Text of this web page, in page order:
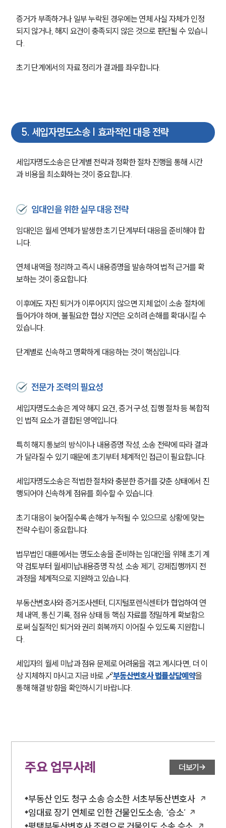
소식/자료
언론보도
법률서식
뉴스레터/브로슈어
대륜법률상담예약
증거가 부족하거나 일부 누락된 경우에는 연체 사실 자체가 인정
되지 않거나, 해지 요건이 충족되지 않은 것으로 판단될 수 있습니
다.
초기 단계에서의 자료 정리가 결과를 좌우합니다.
5. 세입자명도소송 | 효과적인 대응 전략
세입자명도소송은 단계별 전략과 정확한 절차 진행을 통해 시간
과 비용을 최소화하는 것이 중요합니다.
임대인을 위한 실무 대응 전략
임대인은 월세 연체가 발생한 초기 단계부터 대응을 준비해야 합
니다.
연체 내역을 정리하고 즉시 내용증명을 발송하여 법적 근거를 확
보하는 것이 중요합니다.
이후에도 자진 퇴거가 이루어지지 않으면 지체 없이 소송 절차에
들어가야 하며, 불필요한 협상 지연은 오히려 손해를 확대시킬 수
있습니다.
단계별로 신속하고 명확하게 대응하는 것이 핵심입니다.
전문가 조력의 필요성
세입자명도소송은 계약 해지 요건, 증거 구성, 집행 절차 등 복합적
인 법적 요소가 결합된 영역입니다.
특히 해지 통보의 방식이나 내용증명 작성, 소송 전략에 따라 결과
가 달라질 수 있기 때문에 초기부터 체계적인 접근이 필요합니다.
세입자명도소송은 적법한 절차와 충분한 증거를 갖춘 상태에서 진
행되어야 신속하게 점유를 회수할 수 있습니다.
초기 대응이 늦어질수록 손해가 누적될 수 있으므로 상황에 맞는
전략 수립이 중요합니다.
법무법인 대륜에서는 명도소송을 준비하는 임대인을 위해 초기 계
약 검토부터 월세미납내용증명 작성, 소송 제기, 강제집행까지 전
과정을 체계적으로 지원하고 있습니다.
부동산변호사와 증거조사센터, 디지털포렌식센터가 협업하여 연
체 내역, 통신 기록, 점유 상태 등 핵심 자료를 정밀하게 확보함으
로써 실질적인 퇴거와 권리 회복까지 이어질 수 있도록 지원합니
다.
세입자의 월세 미납과 점유 문제로 어려움을 겪고 계시다면, 더 이
상 지체하지 마시고 지금 바로 🔗부동산변호사 법률상담예약을
통해 해결 방향을 확인하시기 바랍니다.
주요 업무사례 더보기
부동산 인도 청구 소송 승소한 서초부동산변호사
임대료 장기 연체로 인한 건물인도소송, ‘승소’